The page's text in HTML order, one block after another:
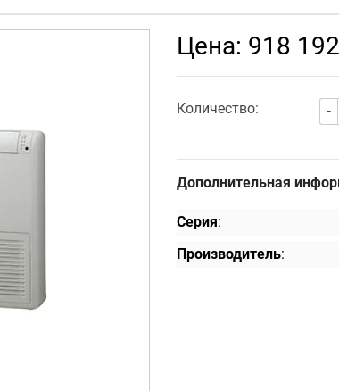
Цена: 918 192
Количество: -
Дополнительная
Серия:
Производитель: